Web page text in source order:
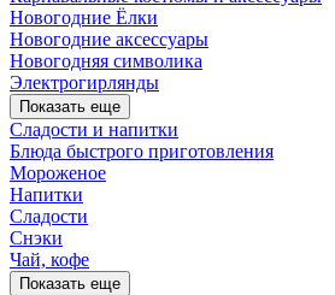
Новогодние Ёлки
Новогодние аксессуары
Новогодняя символика
Электрогирлянды
Показать еще
Сладости и напитки
Блюда быстрого приготовления
Мороженое
Напитки
Сладости
Снэки
Чай, кофе
Показать еще